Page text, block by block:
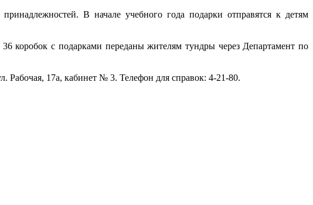
В начале учебного года подарки отправятся к детям
коробок с подарками переданы жителям тундры через Департамент по
Рабочая, 17а, кабинет № 3. Телефон для справок: 4-21-80.